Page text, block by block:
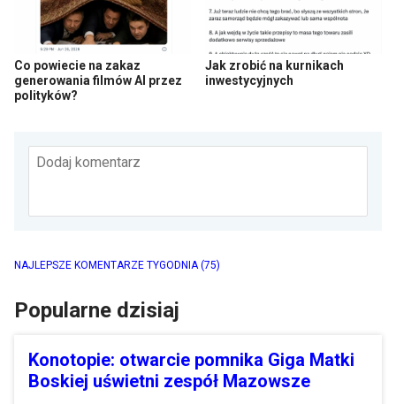
Co powiecie na zakaz
generowania filmów AI przez
polityków?
Jak zrobić na kurnikach
inwestycyjnych
Dodaj komentarz
NAJLEPSZE KOMENTARZE TYGODNIA(75)
Popularne dzisiaj
Konotopie: otwarcie pomnika Giga Matki
Boskiej uświetni zespół Mazowsze